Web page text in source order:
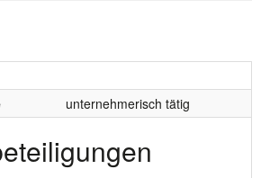
unternehmerisch tätig